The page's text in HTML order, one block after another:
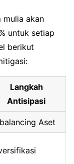
akan
untuk setiap
berikut
Langkah
Antisipasi
Aset